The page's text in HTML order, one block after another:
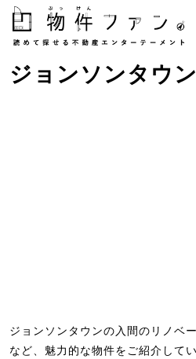
ジョンソンタウン
ジョンソンタウンの入間のリノベ
など、魅力的な物件をご紹介してい